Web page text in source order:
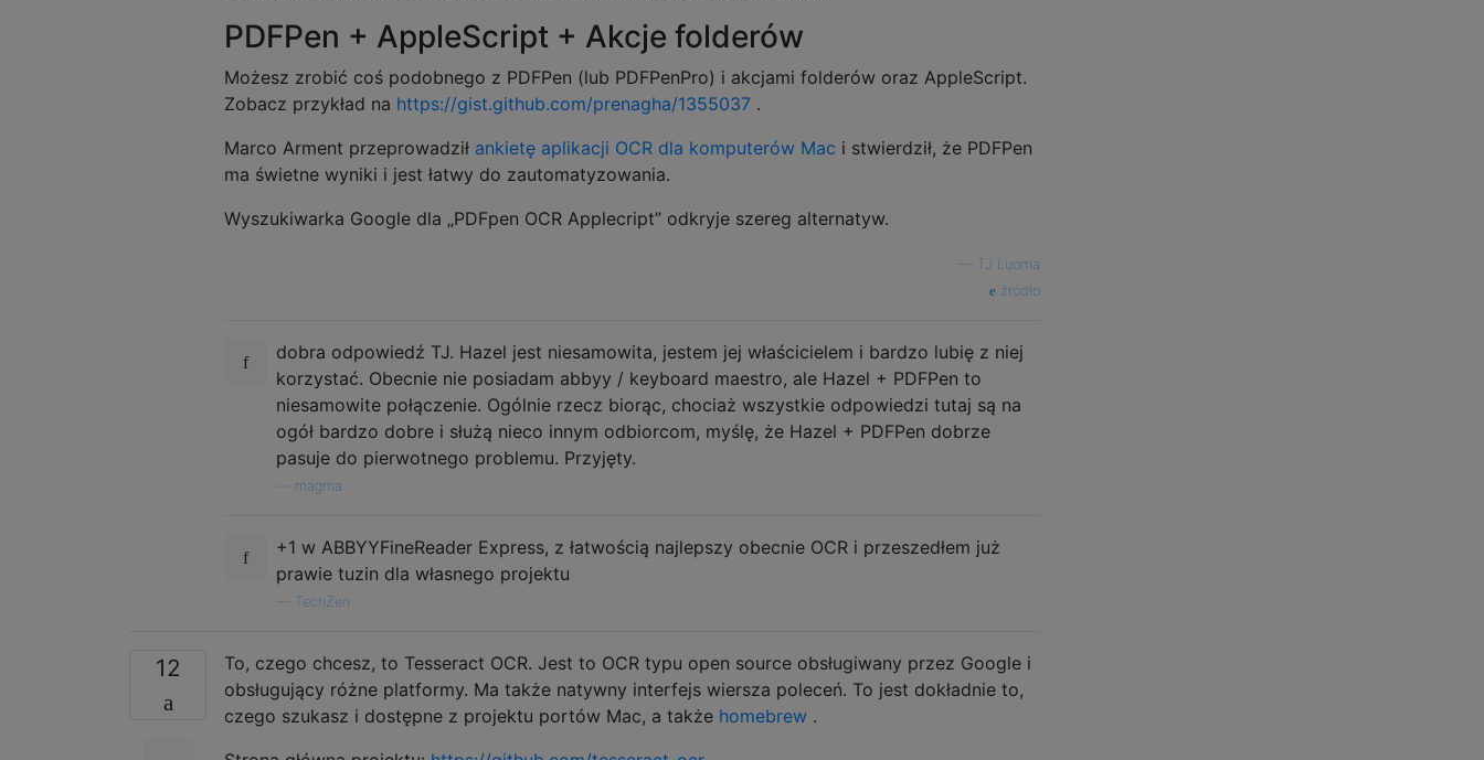
PDFPen + AppleScript + Akcje folderów
Możesz zrobić coś podobnego z PDFPen (lub PDFPenPro) i akcjami folderów oraz AppleScript.
Zobacz przykład na https://gist.github.com/prenagha/1355037 .
Marco Arment przeprowadził ankietę aplikacji OCR dla komputerów Mac i stwierdził, że PDFPen
ma świetne wyniki i jest łatwy do zautomatyzowania.
Wyszukiwarka Google dla „PDFpen OCR Applecript” odkryje szereg alternatyw.
TJ Luoma
źródło
dobra odpowiedź TJ. Hazel jest niesamowita, jestem jej właścicielem i bardzo lubię z niej
korzystać. Obecnie nie posiadam abbyy / keyboard maestro, ale Hazel + PDFPen to
niesamowite połączenie. Ogólnie rzecz biorąc, chociaż wszystkie odpowiedzi tutaj są na
ogół bardzo dobre i służą nieco innym odbiorcom, myślę, że Hazel + PDFPen dobrze
pasuje do pierwotnego problemu. Przyjęty.
magma
+1 w ABBYYFineReader Express, z łatwością najlepszy obecnie OCR i przeszedłem już
prawie tuzin dla własnego projektu
TechZen
12
To, czego chcesz, to Tesseract OCR. Jest to OCR typu open source obsługiwany przez Google i
obsługujący różne platformy. Ma także natywny interfejs wiersza poleceń. To jest dokładnie to,
czego szukasz i dostępne z projektu portów Mac, a także homebrew .